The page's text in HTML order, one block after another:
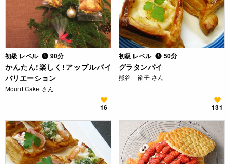
初級 レベル 90分
かんたん!楽しく!アップルパイ
バリエーション
Mount Cake さん
16
初級 レベル 50分
グラタンパイ
熊谷 裕子 さん
131